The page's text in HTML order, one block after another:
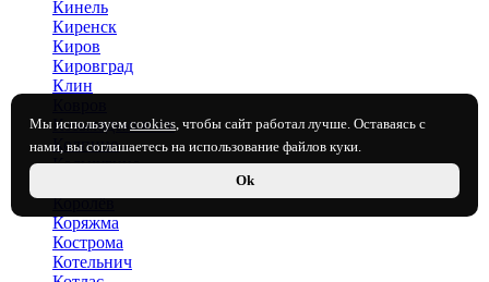
Мы используем cookies, чтобы сайт работал лучше. Оставаясь с
нами, вы соглашаетесь на использование файлов куки.
Ok
Кинель
Киренск
Киров
Кировград
Клин
Козьмодемьянск
Колпино
Кольчугино
Королёв
Коряжма
Кострома
Котельнич